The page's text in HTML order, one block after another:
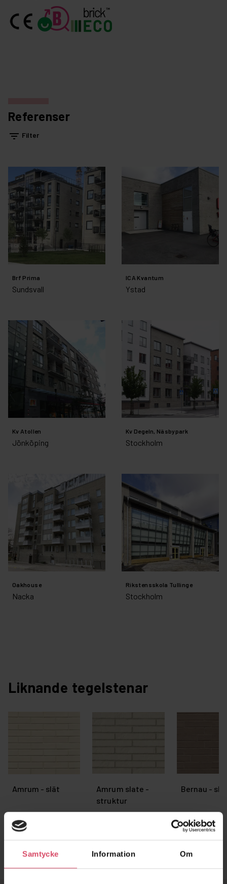
Samtycke Information Om
Referenser
filter_list Filter
Brf Prima
Sundsvall
ICA Kvantum
Ystad
Kv Atollen
Jönköping
Kv Degeln, Näsbypark
Stockholm
Oakhouse
Nacka
Rikstensskola Tullinge
Stockholm
Liknande tegelstenar
Amrum - slät
Amrum slate -
struktur
Bernau -